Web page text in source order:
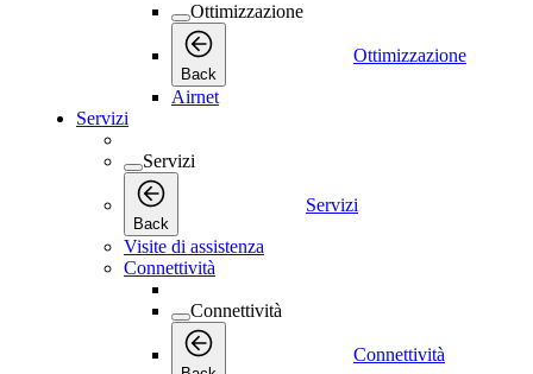
Ottimizzazione
Back
Ottimizzazione
Airnet
Servizi
Servizi
Back
Servizi
Visite di assistenza
Connettività
Connettività
Connettività